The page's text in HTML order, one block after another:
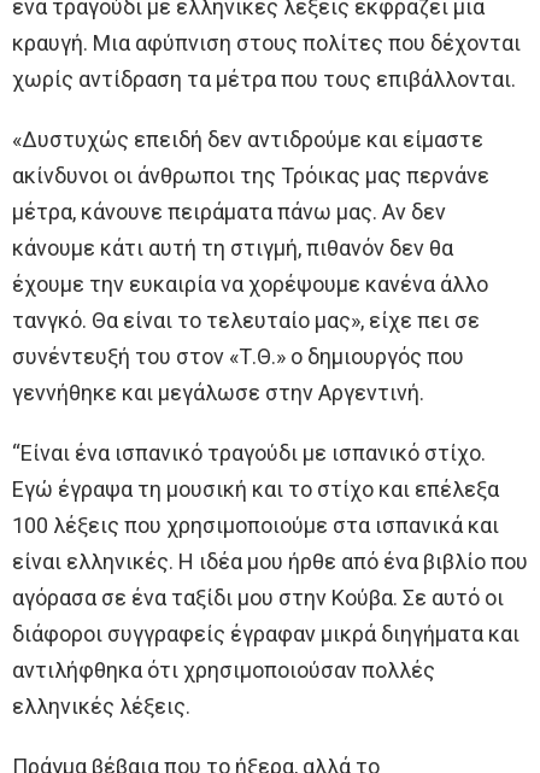
ένα τραγούδι με ελληνικές λέξεις εκφράζει μια
κραυγή. Μια αφύπνιση στους πολίτες που δέχονται
χωρίς αντίδραση τα μέτρα που τους επιβάλλονται.
«Δυστυχώς επειδή δεν αντιδρούμε και είμαστε
ακίνδυνοι οι άνθρωποι της Τρόικας μας περνάνε
μέτρα, κάνουνε πειράματα πάνω μας. Αν δεν
κάνουμε κάτι αυτή τη στιγμή, πιθανόν δεν θα
έχουμε την ευκαιρία να χορέψουμε κανένα άλλο
τανγκό. Θα είναι το τελευταίο μας», είχε πει σε
συνέντευξή του στον «Τ.Θ.» ο δημιουργός που
γεννήθηκε και μεγάλωσε στην Αργεντινή.
“Είναι ένα ισπανικό τραγούδι με ισπανικό στίχο.
Εγώ έγραψα τη μουσική και το στίχο και επέλεξα
100 λέξεις που χρησιμοποιούμε στα ισπανικά και
είναι ελληνικές. Η ιδέα μου ήρθε από ένα βιβλίο που
αγόρασα σε ένα ταξίδι μου στην Κούβα. Σε αυτό οι
διάφοροι συγγραφείς έγραφαν μικρά διηγήματα και
αντιλήφθηκα ότι χρησιμοποιούσαν πολλές
ελληνικές λέξεις.
Πράγμα βέβαια που το ήξερα, αλλά το